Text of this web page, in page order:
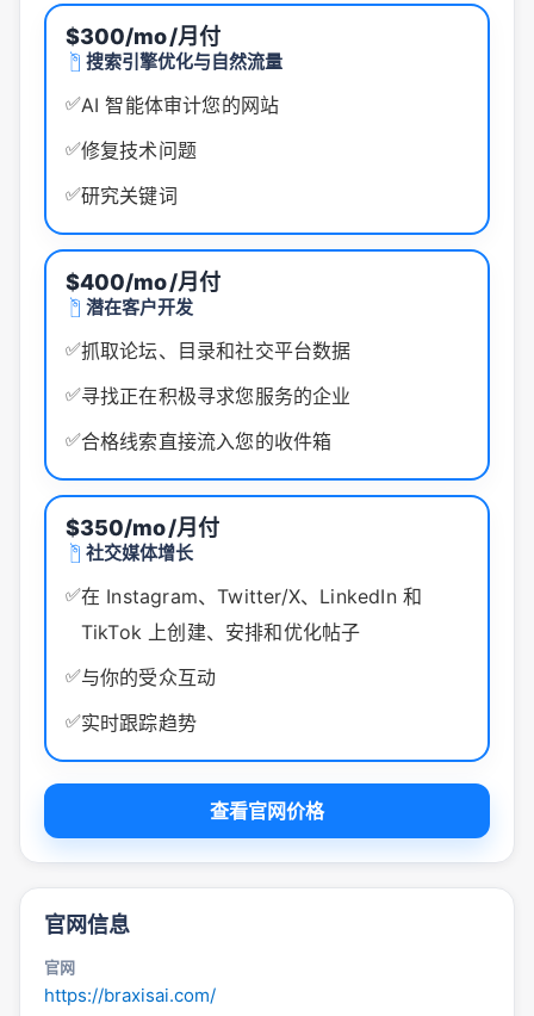
$300/mo/月付
搜索引擎优化与自然流量
✅AI 智能体审计您的网站
✅修复技术问题
✅研究关键词
$400/mo/月付
潜在客户开发
✅抓取论坛、目录和社交平台数据
✅寻找正在积极寻求您服务的企业
✅合格线索直接流入您的收件箱
$350/mo/月付
社交媒体增长
✅在 Instagram、Twitter/X、LinkedIn 和
TikTok 上创建、安排和优化帖子
✅与你的受众互动
✅实时跟踪趋势
查看官网价格
官网信息
官网
https://braxisai.com/